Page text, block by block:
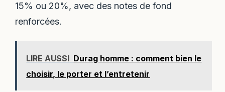
15% ou 20%, avec des notes de fond
renforcées.
LIRE AUSSI Durag homme : comment bien le
choisir, le porter et l’entretenir